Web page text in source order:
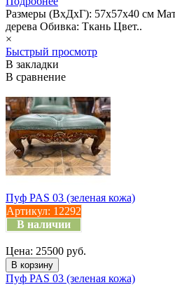
Размеры (ВхДхГ): 57х57х40 см
дерева Обивка: Ткань Цвет..
×
Быстрый просмотр
В закладки
В сравнение
Пуф PAS 03 (зеленая кожа)
Артикул: 12292
В наличии
Цена: 25500 руб.
Пуф PAS 03 (зеленая кожа)